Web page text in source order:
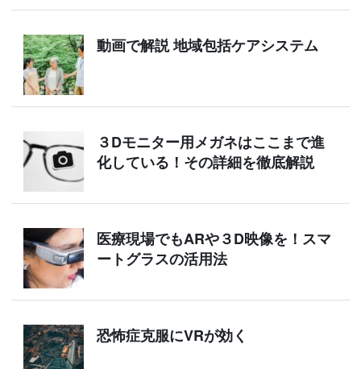
動画で解説 地域包括ケアシステム
３Dモニター用メガネはここまで進
化している！その詳細を徹底解説
医療現場でもARや３D映像を！スマ
ートグラスの活用法
恐怖症克服にVRが効く